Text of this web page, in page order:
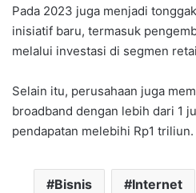
Pada 2023 juga menjadi
inisiatif baru, termasuk
melalui investasi di segmen
Selain itu, perusahaan juga
broadband dengan lebih dari 1
pendapatan melebihi Rp1 triliun.
Bisnis Internet